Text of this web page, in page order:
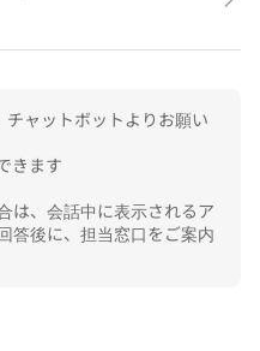
ャットボットよりお願い
きます
は、会話中に表示されるア
答後に、担当窓口をご案内